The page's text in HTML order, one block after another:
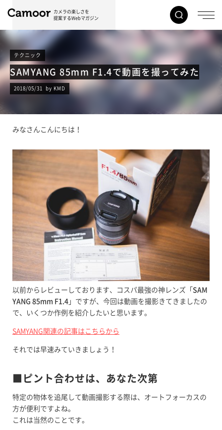
カメラの楽しさを
提案するWebマガジン
テクニック
SAMYANG 85mm F1.4で動画を撮ってみた
2018/05/31 by KMD
みなさんこんにちは！
以前からレビューしております、コスパ最強の神レンズ「 SAM
YANG 85mm F1.4 」ですが、今回は動画を撮影きてきましたの
で、いくつか作例を紹介したいと思います。
SAMYANG関連の記事はこちらから
それでは早速みていきましょう！
■ピント合わせは、あなた次第
特定の物体を追尾して動画撮影する際は、オートフォーカスの
方が便利ですよね。
これは当然のことです。